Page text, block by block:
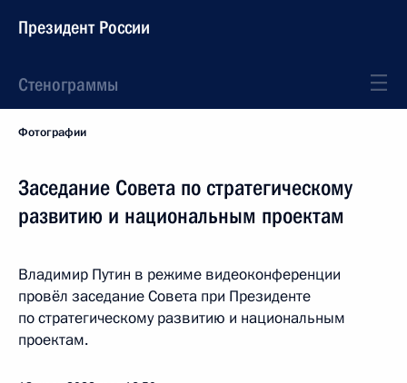
Президент России
Стенограммы
Фотографии
Заседание Совета по стратегическому
развитию и национальным проектам
Владимир Путин в режиме видеоконференции
провёл заседание Совета при Президенте
по стратегическому развитию и национальным
проектам.